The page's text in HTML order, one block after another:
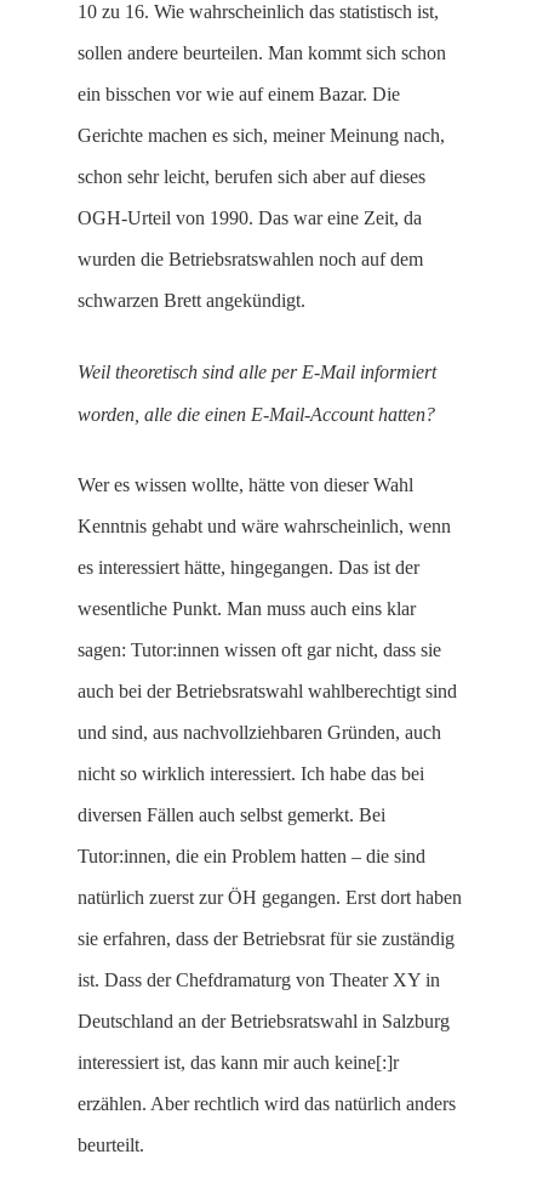
10 zu 16. Wie wahrscheinlich das statistisch ist,
sollen andere beurteilen. Man kommt sich schon
ein bisschen vor wie auf einem Bazar. Die
Gerichte machen es sich, meiner Meinung nach,
schon sehr leicht, berufen sich aber auf dieses
OGH-Urteil von 1990. Das war eine Zeit, da
wurden die Betriebsratswahlen noch auf dem
schwarzen Brett angekündigt.
Weil theoretisch sind alle per E-Mail informiert
worden, alle die einen E-Mail-Account hatten?
Wer es wissen wollte, hätte von dieser Wahl
Kenntnis gehabt und wäre wahrscheinlich, wenn
es interessiert hätte, hingegangen. Das ist der
wesentliche Punkt. Man muss auch eins klar
sagen: Tutor:innen wissen oft gar nicht, dass sie
auch bei der Betriebsratswahl wahlberechtigt sind
und sind, aus nachvollziehbaren Gründen, auch
nicht so wirklich interessiert. Ich habe das bei
diversen Fällen auch selbst gemerkt. Bei
Tutor:innen, die ein Problem hatten – die sind
natürlich zuerst zur ÖH gegangen. Erst dort haben
sie erfahren, dass der Betriebsrat für sie zuständig
ist. Dass der Chefdramaturg von Theater XY in
Deutschland an der Betriebsratswahl in Salzburg
interessiert ist, das kann mir auch keine[:]r
erzählen. Aber rechtlich wird das natürlich anders
beurteilt.